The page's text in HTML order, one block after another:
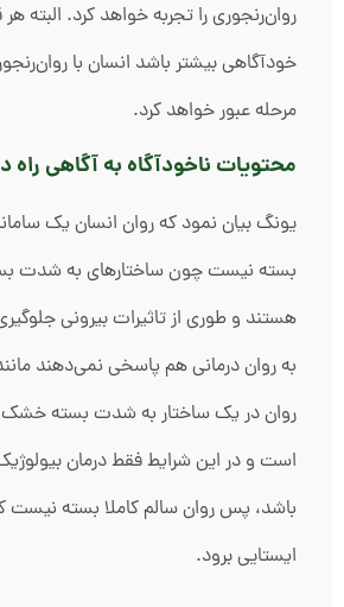
روان‌رنجوری را تجربه خواهد کرد. البته
خودآگاهی بیشتر باشد انسان با
مرحله عبور خواهد کرد.
محتویات ناخودآگاه به آگاهی راه
یونگ بیان نمود که روان انسان یک
بسته نیست چون ساختارهای به شدت
هستند و طوری از تاثیرات بیرونی
به روان درمانی هم پاسخی نمی‌دهند
روان در یک ساختار به شدت بسته
است و در این شرایط فقط درمان
باشد، پس روان سالم کاملا بسته
ایستایی برود.